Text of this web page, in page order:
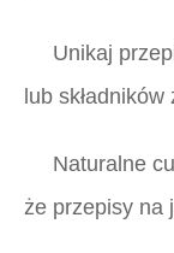
Unikaj
lub
Naturalne
że przepisy na